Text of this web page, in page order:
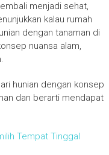
menjadi sehat,
kalau rumah
dengan tanaman di
nuansa alam,
hunian dengan konsep
dan berarti mendapat
Tempat Tinggal